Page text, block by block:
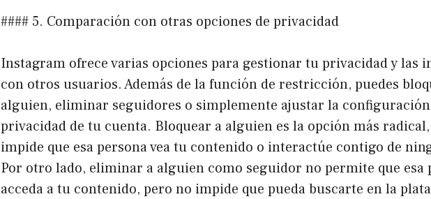
#### 5. Comparación con otras opciones de privacidad
Instagram ofrece varias opciones para gestionar tu privacidad y las
con otros usuarios. Además de la función de restricción, puedes
alguien, eliminar seguidores o simplemente ajustar la
privacidad de tu cuenta. Bloquear a alguien es la opción más radical,
impide que esa persona vea tu contenido o interactúe contigo de
Por otro lado, eliminar a alguien como seguidor no permite que esa
acceda a tu contenido, pero no impide que pueda buscarte en la